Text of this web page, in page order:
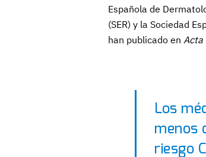
Española de
(SER) y la Sociedad
han publicado enActa
Los
menos
riesgo